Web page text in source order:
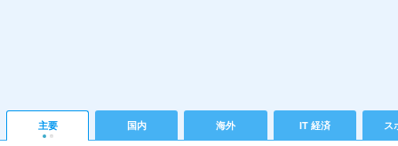
主要 国内 海外 IT 経済 ス